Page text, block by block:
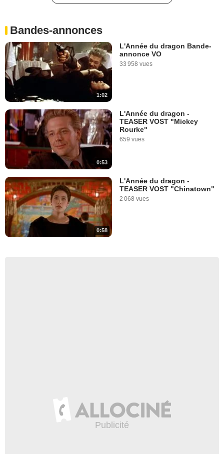
Bandes-annonces
1:02
L'Année du dragon Bande-
annonce VO
33 958 vues
0:53
L'Année du dragon -
TEASER VOST "Mickey
Rourke"
659 vues
0:58
L'Année du dragon -
TEASER VOST "Chinatown"
2 068 vues